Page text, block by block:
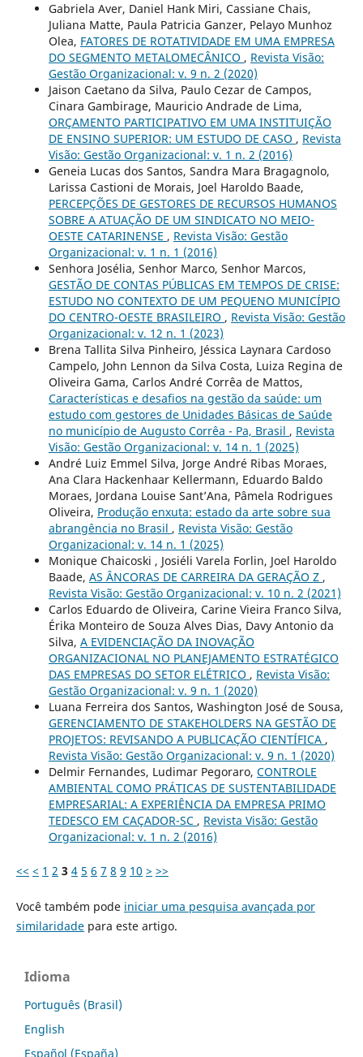
Gabriela Aver, Daniel Hank Miri, Cassiane Chais,
Juliana Matte, Paula Patricia Ganzer, Pelayo Munhoz
Olea, FATORES DE ROTATIVIDADE EM UMA EMPRESA
DO SEGMENTO METALOMECÂNICO , Revista Visão:
Gestão Organizacional: v. 9 n. 2 (2020)
Jaison Caetano da Silva, Paulo Cezar de Campos,
Cinara Gambirage, Mauricio Andrade de Lima,
ORÇAMENTO PARTICIPATIVO EM UMA INSTITUIÇÃO
DE ENSINO SUPERIOR: UM ESTUDO DE CASO , Revista
Visão: Gestão Organizacional: v. 1 n. 2 (2016)
Geneia Lucas dos Santos, Sandra Mara Bragagnolo,
Larissa Castioni de Morais, Joel Haroldo Baade,
PERCEPÇÕES DE GESTORES DE RECURSOS HUMANOS
SOBRE A ATUAÇÃO DE UM SINDICATO NO MEIO-
OESTE CATARINENSE , Revista Visão: Gestão
Organizacional: v. 1 n. 1 (2016)
Senhora Josélia, Senhor Marco, Senhor Marcos,
GESTÃO DE CONTAS PÚBLICAS EM TEMPOS DE CRISE:
ESTUDO NO CONTEXTO DE UM PEQUENO MUNICÍPIO
DO CENTRO-OESTE BRASILEIRO , Revista Visão: Gestão
Organizacional: v. 12 n. 1 (2023)
Brena Tallita Silva Pinheiro, Jéssica Laynara Cardoso
Campelo, John Lennon da Silva Costa, Luiza Regina de
Oliveira Gama, Carlos André Corrêa de Mattos,
Características e desafios na gestão da saúde: um
estudo com gestores de Unidades Básicas de Saúde
no município de Augusto Corrêa - Pa, Brasil , Revista
Visão: Gestão Organizacional: v. 14 n. 1 (2025)
André Luiz Emmel Silva, Jorge André Ribas Moraes,
Ana Clara Hackenhaar Kellermann, Eduardo Baldo
Moraes, Jordana Louise Sant’Ana, Pâmela Rodrigues
Oliveira, Produção enxuta: estado da arte sobre sua
abrangência no Brasil , Revista Visão: Gestão
Organizacional: v. 14 n. 1 (2025)
Monique Chaicoski , Josiéli Varela Forlin, Joel Haroldo
Baade, AS ÂNCORAS DE CARREIRA DA GERAÇÃO Z ,
Revista Visão: Gestão Organizacional: v. 10 n. 2 (2021)
Carlos Eduardo de Oliveira, Carine Vieira Franco Silva,
Érika Monteiro de Souza Alves Dias, Davy Antonio da
Silva, A EVIDENCIAÇÃO DA INOVAÇÃO
ORGANIZACIONAL NO PLANEJAMENTO ESTRATÉGICO
DAS EMPRESAS DO SETOR ELÉTRICO , Revista Visão:
Gestão Organizacional: v. 9 n. 1 (2020)
Luana Ferreira dos Santos, Washington José de Sousa,
GERENCIAMENTO DE STAKEHOLDERS NA GESTÃO DE
PROJETOS: REVISANDO A PUBLICAÇÃO CIENTÍFICA ,
Revista Visão: Gestão Organizacional: v. 9 n. 1 (2020)
Delmir Fernandes, Ludimar Pegoraro, CONTROLE
AMBIENTAL COMO PRÁTICAS DE SUSTENTABILIDADE
EMPRESARIAL: A EXPERIÊNCIA DA EMPRESA PRIMO
TEDESCO EM CAÇADOR-SC , Revista Visão: Gestão
Organizacional: v. 1 n. 2 (2016)
<< < 1 2 3 4 5 6 7 8 9 10 > >>
Você também pode iniciar uma pesquisa avançada por
similaridadepara este artigo.
Idioma
Português (Brasil)
English
Español (España)